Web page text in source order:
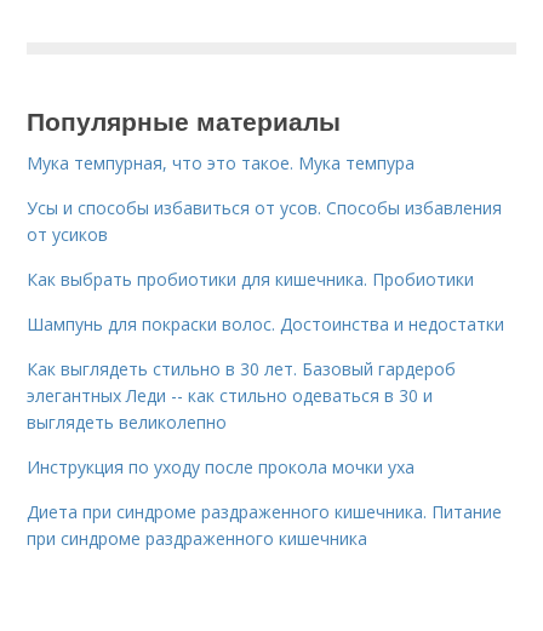
Популярные материалы
Мука темпурная, что это такое. Мука темпура
Усы и способы избавиться от усов. Способы избавления
от усиков
Как выбрать пробиотики для кишечника. Пробиотики
Шампунь для покраски волос. Достоинства и недостатки
Как выглядеть стильно в 30 лет. Базовый гардероб
элегантных Леди -- как стильно одеваться в 30 и
выглядеть великолепно
Инструкция по уходу после прокола мочки уха
Диета при синдроме раздраженного кишечника. Питание
при синдроме раздраженного кишечника